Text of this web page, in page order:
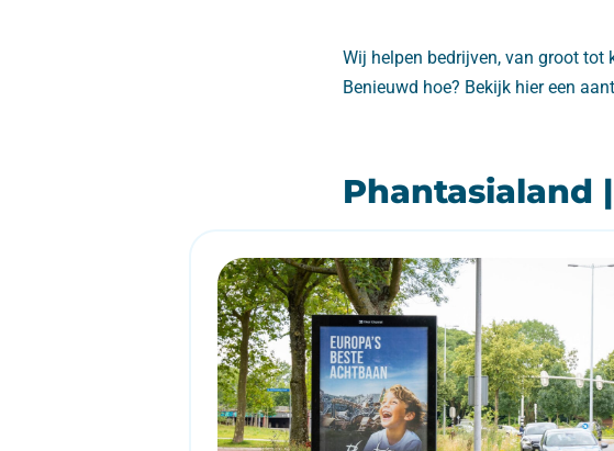
Wij helpen bedrijven, van groot
Benieuwd hoe? Bekijk hier een
Phantasialand